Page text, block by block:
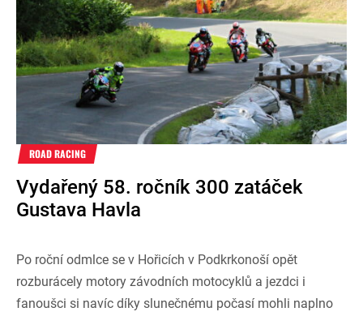
ROAD RACING
Vydařený 58. ročník 300 zatáček
Gustava Havla
Po roční odmlce se v Hořicích v Podkrkonoší opět
rozburácely motory závodních motocyklů a jezdci i
fanoušci si navíc díky slunečnému počasí mohli naplno